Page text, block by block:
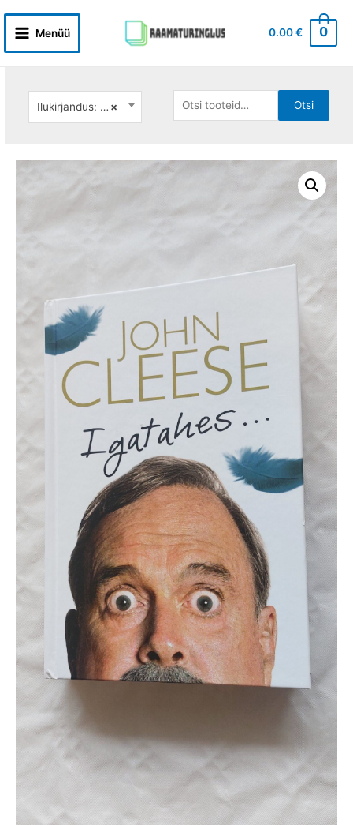
content
Main
Menüü 0.00€ 0
×
Ilukirjandus: väliskirjandus
Otsi: Otsi